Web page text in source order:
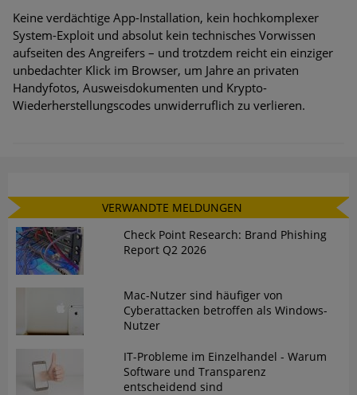
Keine verdächtige App-Installation, kein hochkomplexer
System-Exploit und absolut kein technisches Vorwissen
aufseiten des Angreifers – und trotzdem reicht ein einziger
unbedachter Klick im Browser, um Jahre an privaten
Handyfotos, Ausweisdokumenten und Krypto-
Wiederherstellungscodes unwiderruflich zu verlieren.
VERWANDTE MELDUNGEN
Check Point Research: Brand Phishing
Report Q2 2026
Mac-Nutzer sind häufiger von
Cyberattacken betroffen als Windows-
Nutzer
IT-Probleme im Einzelhandel - Warum
Software und Transparenz
entscheidend sind